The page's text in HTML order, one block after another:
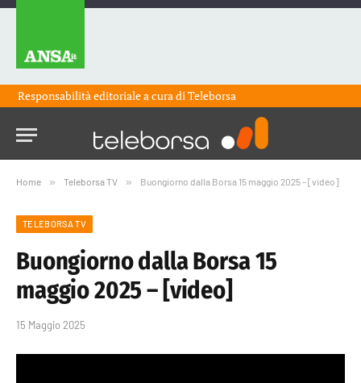
Responsabilità editoriale a cura diTeleborsa
Home » Teleborsa TV » Buongiorno dalla Borsa 15 maggio 2025 – [video]
TELEBORSA TV
Buongiorno dalla Borsa 15
maggio 2025 – [video]
15 Maggio 2025